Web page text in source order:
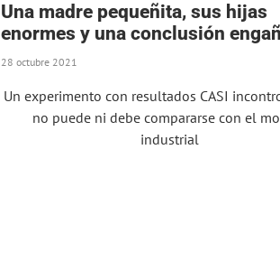
Una madre pequeñita, sus hijas
enormes y una conclusión
28 octubre 2021
Un experimento con resultados CASI
no puede ni debe compararse con el
industrial